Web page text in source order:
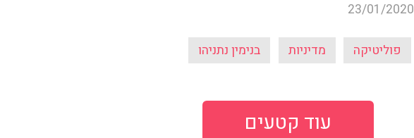
23/01/2020
פוליטיקה מדיניות בנימין נתניהו
עוד קטעים